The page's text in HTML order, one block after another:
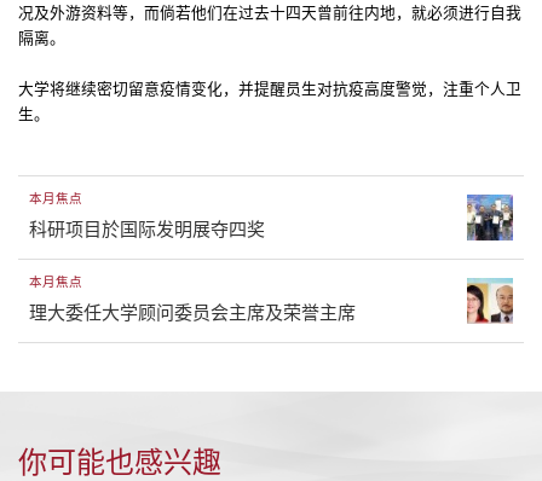
本月焦点
科研项目於国际发明展夺四奖
本月焦点
理大委任大学顾问委员会主席及荣誉主席
况及外游资料等，而倘若他们在过去十四天曾前往内地，就必须进行自我
隔离。
大学将继续密切留意疫情变化，并提醒员生对抗疫高度警觉，注重个人卫
生。
你可能也感兴趣